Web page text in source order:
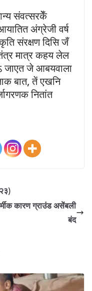
संवत्सरकेँ
अंग्रेजी वर्ष
संरक्षण दिसि जँ
मात्र कहय लेल
जाएत जे आबयवाला
बात, तें एखनि
नितांत
कारण ग्राउंड असेंबली
बंद